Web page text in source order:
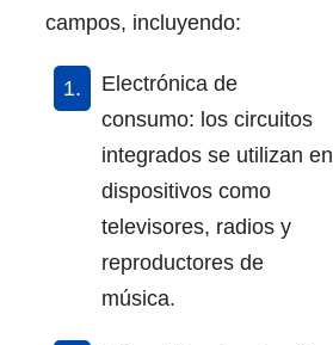
campos, incluyendo:
Electrónica de
consumo: los circuitos
integrados se utilizan en
dispositivos como
televisores, radios y
reproductores de
música.